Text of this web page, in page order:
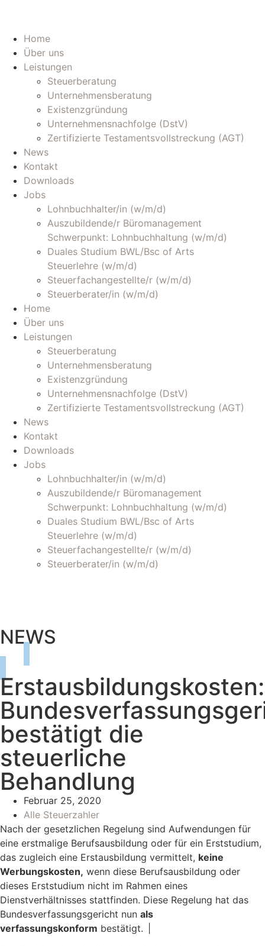
Home
Über uns
Leistungen
Steuerberatung
Unternehmensberatung
Existenzgründung
Unternehmensnachfolge (DstV)
Zertifizierte Testamentsvollstreckung (AGT)
News
Kontakt
Downloads
Jobs
Lohnbuchhalter/in (w/m/d)
Auszubildende/r Büromanagement
Schwerpunkt: Lohnbuchhaltung (w/m/d)
Duales Studium BWL/Bsc of Arts
Steuerlehre (w/m/d)
Steuerfachangestellte/r (w/m/d)
Steuerberater/in (w/m/d)
Home
Über uns
Leistungen
Steuerberatung
Unternehmensberatung
Existenzgründung
Unternehmensnachfolge (DstV)
Zertifizierte Testamentsvollstreckung (AGT)
News
Kontakt
Downloads
Jobs
Lohnbuchhalter/in (w/m/d)
Auszubildende/r Büromanagement
Schwerpunkt: Lohnbuchhaltung (w/m/d)
Duales Studium BWL/Bsc of Arts
Steuerlehre (w/m/d)
Steuerfachangestellte/r (w/m/d)
Steuerberater/in (w/m/d)
NEWS
Erstausbildungskosten:
bestätigt die
steuerliche
Behandlung
Februar 25, 2020
Alle Steuerzahler
Nach der gesetzlichen Regelung sind Aufwendungen für
eine erstmalige Berufsausbildung oder für ein Erststudium,
das zugleich eine Erstausbildung vermittelt, keine
Werbungskosten, wenn diese Berufsausbildung oder
dieses Erststudium nicht im Rahmen eines
Dienstverhältnisses stattfinden. Diese Regelung hat das
Bundesverfassungsgericht nun als
verfassungskonform bestätigt. |